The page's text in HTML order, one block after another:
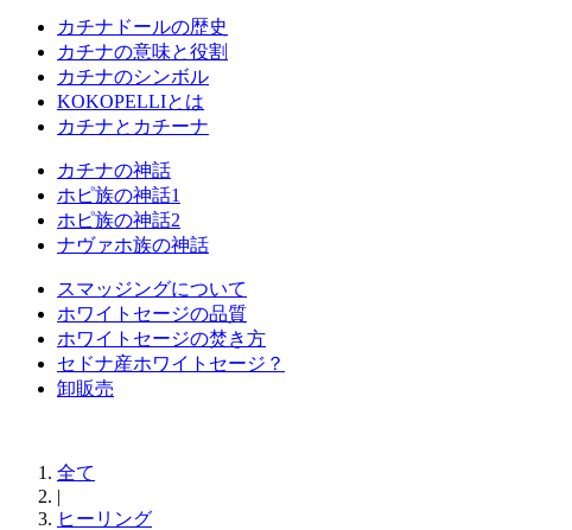
カチナドールの歴史
カチナの意味と役割
カチナのシンボル
KOKOPELLIとは
カチナとカチーナ
カチナの神話
ホピ族の神話1
ホピ族の神話2
ナヴァホ族の神話
スマッジングについて
ホワイトセージの品質
ホワイトセージの焚き方
セドナ産ホワイトセージ？
卸販売
全て
|
ヒーリング